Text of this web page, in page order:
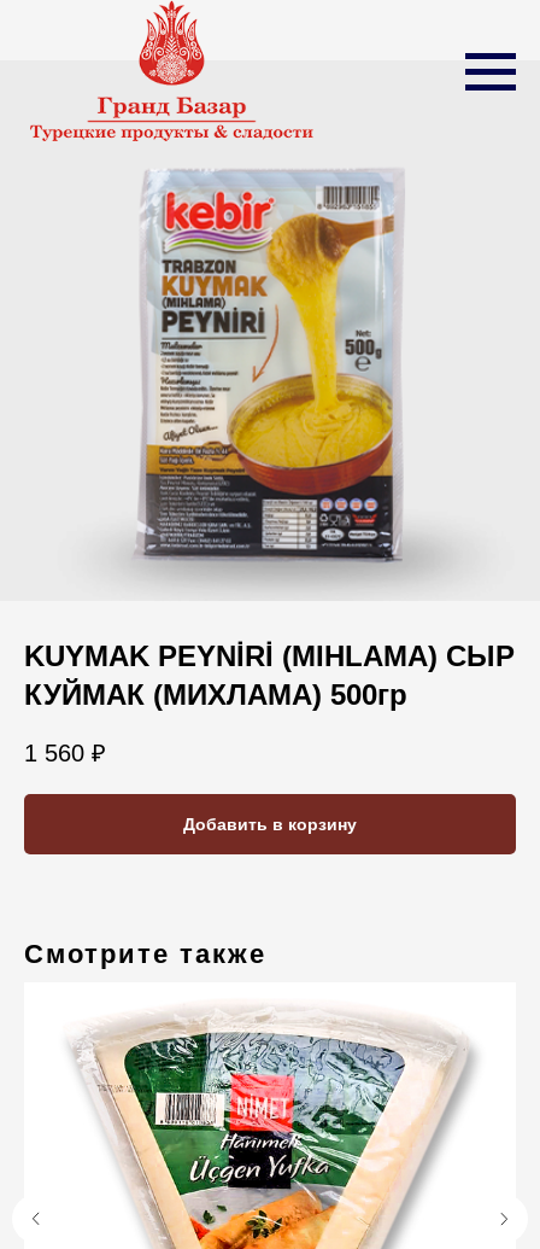
KUYMAK PEYNİRİ (MIHLAMA) СЫР
КУЙМАК (МИХЛАМА) 500гр
1 560 ₽
Добавить в корзину
Смотрите также